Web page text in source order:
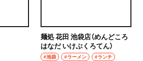
麺処 花田 池袋店（めんどころ
はなだ いけぶくろてん）
#池袋 #ラーメン #ランチ